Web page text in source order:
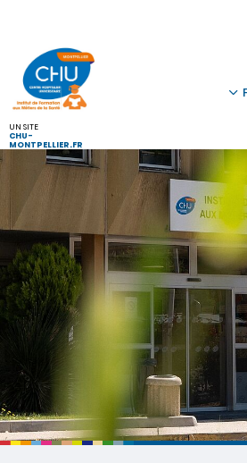
UN SITE
CHU-
MONTPELLIER.FR